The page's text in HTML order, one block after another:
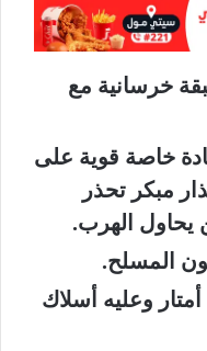
خرسانية مع
خاصة قوية على
مبكر تحذر
يحاول الهرب.
المسلح.
وعليه أسلاك